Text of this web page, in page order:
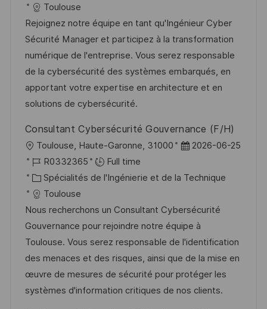
e
a
l
i
s
a
t
i
n
t
e
d
’
a
f
f
c
h
a
g
e
é
r
e
n
c
e
u
p
o
s
e
a
t
é
g
o
r
i
Toulouse
Rejoignez notre équipe en tant qu'Ingénieur Cyber
Sécurité Manager et participez à la transformation
numérique de l'entreprise. Vous serez responsable
de la cybersécurité des systèmes embarqués, en
apportant votre expertise en architecture et en
solutions de cybersécurité.
Consultant Cybersécurité Gouvernance (F/H)
o
c
a
l
i
s
a
t
i
Toulouse, Haute-Garonne, 31000
D
t
d
’
a
f
f
i
2026-06-25
R
é
f
é
r
e
n
c
e
R0332365
Full time
C
a
t
é
g
o
r
i
Spécialités de l'Ingénierie et de la Technique
Toulouse
Nous recherchons un Consultant Cybersécurité
Gouvernance pour rejoindre notre équipe à
Toulouse. Vous serez responsable de l'identification
des menaces et des risques, ainsi que de la mise en
œuvre de mesures de sécurité pour protéger les
systèmes d'information critiques de nos clients.